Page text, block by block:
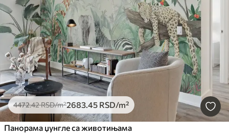
4472.42RSD/m²2683.45 RSD/m²
Панорама џунгле са животињама